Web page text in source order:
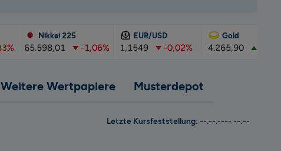
Nikkei 225
65.598,01 -1,06%
EUR/USD
1,1549 -0,02%
Gold
4.265,90 +0,48%
Weitere Wertpapiere Musterdepot
Letzte Kursfeststellung: --.--.---- --:--